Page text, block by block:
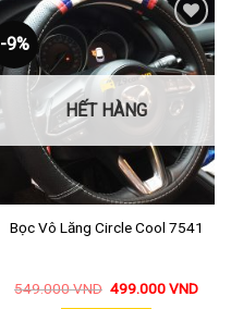
-9%
Thêm
vào
yêu
thích
HẾT HÀNG
Bọc Vô Lăng Circle Cool 7541
549.000VND 499.000VND